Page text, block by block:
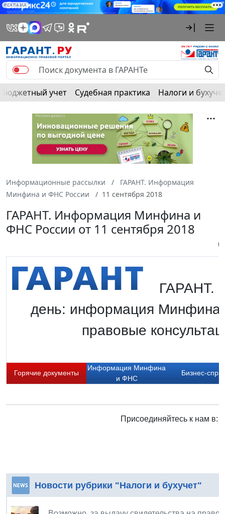
РЕКЛАМА
Бюджетный учет Судебная практика Налоги и
Информационные рассылки
ГАРАНТ. Информация
Минфина и ФНС России
11 сентября 2018
ГАРАНТ. Информация Минфина и
ФНС России от 11 сентября 2018
ГАРАНТ.
день: информация Минфина
правовые
Горячие документы
Информация Минфина
и ФНС
Бизнес-
Присоединяйтесь к нам в:
Новости рубрики "Налоги и бухучет"